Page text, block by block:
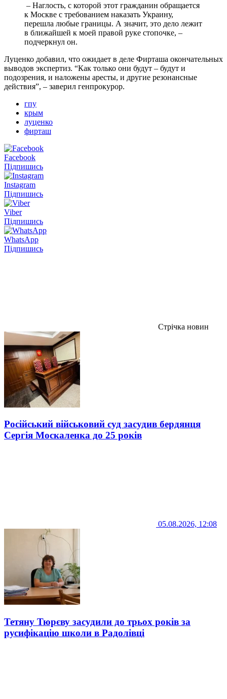
– Наглость, с которой этот гражданин обращается
к Москве с требованием наказать Украину,
перешла любые границы. А значит, это дело лежит
в ближайшей к моей правой руке стопочке, –
подчеркнул он.
Луценко добавил, что ожидает в деле Фирташа окончательных
выводов экспертиз. “Как только они будут – будут и
подозрения, и наложены аресты, и другие резонансные
действия”, – заверил генпрокурор.
гпу
крым
луценко
фирташ
Facebook
Підпишись
Instagram
Підпишись
Viber
Підпишись
WhatsApp
Підпишись
Стрічка новин
Російський військовий суд засудив бердянця
Сергія Москаленка до 25 років
05.08.2026, 12:08
Тетяну Тюрєву засудили до трьох років за
русифікацію школи в Радолівці